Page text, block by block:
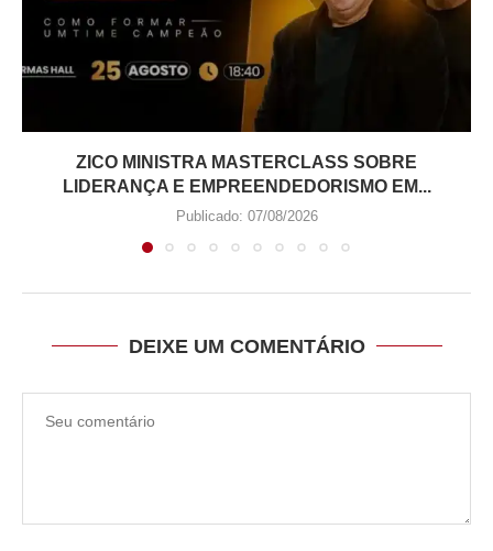
ZICO MINISTRA MASTERCLASS SOBRE
LIDERANÇA E EMPREENDEDORISMO EM...
Publicado: 07/08/2026
DEIXE UM COMENTÁRIO